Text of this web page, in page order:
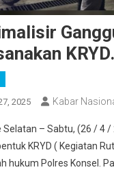
2025 Kabar
Selatan – Sabtu, (26 / 4
KRYD ( Kegiatan
hukum Polres Konsel.